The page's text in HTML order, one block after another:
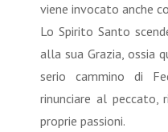
viene invocato anche
Lo Spirito Santo
alla sua Grazia, ossia
serio cammino di
rinunciare al peccato,
proprie passioni.